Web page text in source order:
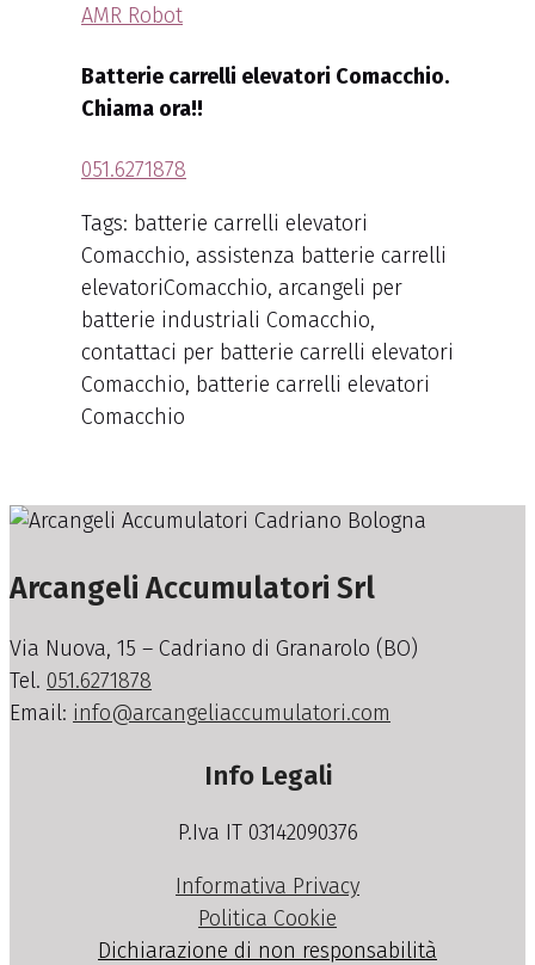
AMR Robot
Batterie carrelli elevatori Comacchio.
Chiama ora!!
051.6271878
Tags: batterie carrelli elevatori
Comacchio, assistenza batterie carrelli
elevatoriComacchio, arcangeli per
batterie industriali Comacchio,
contattaci per batterie carrelli elevatori
Comacchio, batterie carrelli elevatori
Comacchio
Arcangeli Accumulatori Srl
Via Nuova, 15 – Cadriano di Granarolo (BO)
Tel. 051.6271878
Email: info@arcangeliaccumulatori.com
Info Legali
P.Iva IT 03142090376
Informativa Privacy
Politica Cookie
Dichiarazione di non responsabilità